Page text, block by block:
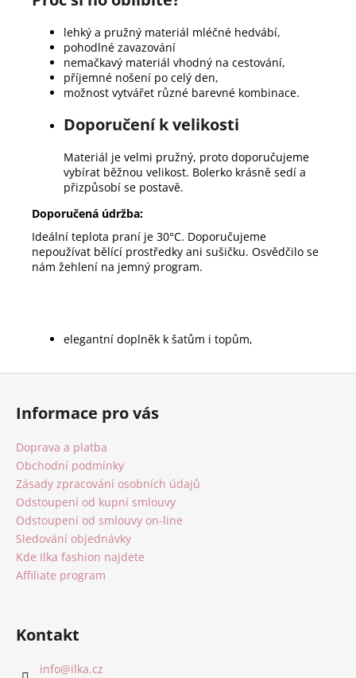
lehký a pružný materiál mléčné hedvábí,
pohodlné zavazování
nemačkavý materiál vhodný na cestování,
příjemné nošení po celý den,
možnost vytvářet různé barevné kombinace.
Doporučení k velikosti
Materiál je velmi pružný, proto doporučujeme
vybírat běžnou velikost. Bolerko krásně sedí a
přizpůsobí se postavě.
Doporučená údržba:
Ideální teplota praní je 30°C. Doporučujeme
nepoužívat bělící prostředky ani sušičku. Osvědčilo se
nám žehlení na jemný program.
elegantní doplněk k šatům i topům,
Z
Informace pro vás
Doprava a platba
Obchodní podmínky
Zásady zpracování osobních údajů
Odstoupení od kupní smlouvy
Odstoupení od smlouvy on-line
Sledování objednávky
Kde Ilka fashion najdete
Affiliate program
Kontakt
info@ilka.cz